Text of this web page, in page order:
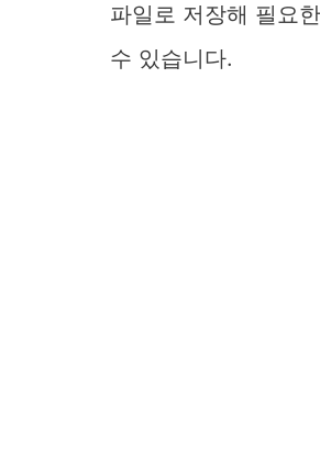
파일로 저장해 필요
수 있습니다.